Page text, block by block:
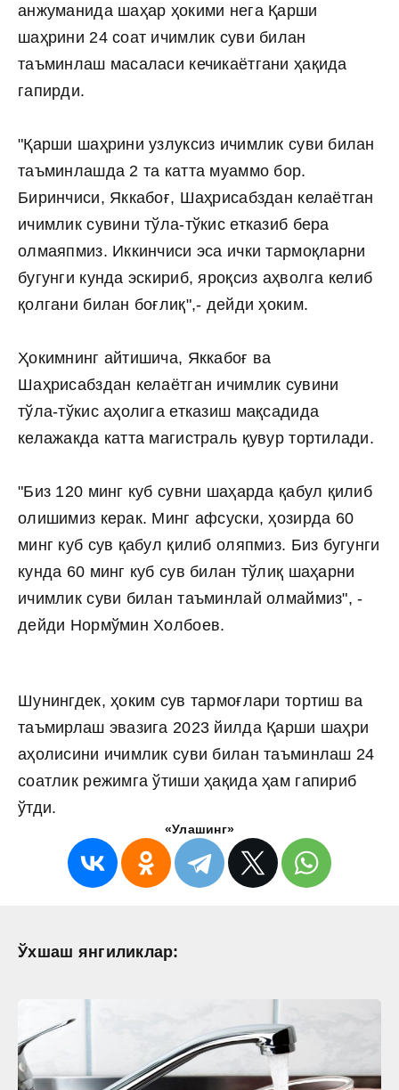
анжуманида шаҳар ҳокими нега Қарши
шаҳрини 24 соат ичимлик суви билан
таъминлаш масаласи кечикаётгани ҳақида
гапирди.
"Қарши шаҳрини узлуксиз ичимлик суви билан
таъминлашда 2 та катта муаммо бор.
Биринчиси, Яккабоғ, Шаҳрисабздан келаётган
ичимлик сувини тўла-тўкис етказиб бера
олмаяпмиз. Иккинчиси эса ички тармоқларни
бугунги кунда эскириб, яроқсиз аҳволга келиб
қолгани билан боғлиқ",- дейди ҳоким.
Ҳокимнинг айтишича, Яккабоғ ва
Шаҳрисабздан келаётган ичимлик сувини
тўла-тўкис аҳолига етказиш мақсадида
келажакда катта магистраль қувур тортилади.
"Биз 120 минг куб сувни шаҳарда қабул қилиб
олишимиз керак. Минг афсуски, ҳозирда 60
минг куб сув қабул қилиб оляпмиз. Биз бугунги
кунда 60 минг куб сув билан тўлиқ шаҳарни
ичимлик суви билан таъминлай олмаймиз", -
дейди Нормўмин Холбоев.
Шунингдек, ҳоким сув тармоғлари тортиш ва
таъмирлаш эвазига 2023 йилда Қарши шаҳри
аҳолисини ичимлик суви билан таъминлаш 24
соатлик режимга ўтиши ҳақида ҳам гапириб
ўтди.
«Улашинг»
Ўхшаш янгиликлар: